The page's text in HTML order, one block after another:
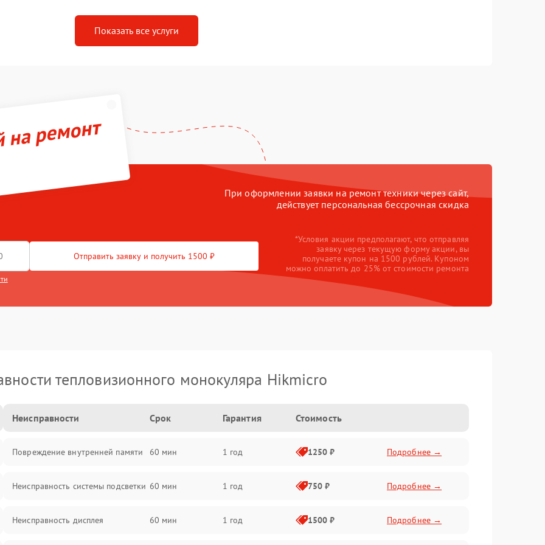
Показать все услуги
ремонт
При оформлении заявки на ремонт техники через сайт,
действует персональная бессрочная скидка
Отправить заявку и получить 1500 ₽
*Условия акции предполагают, что отправляя
заявку через текущую форму акции, вы
получаете купон на 1500 рублей. Купоном
можно оплатить до 25% от стоимости ремонта
тепловизионного монокуляра Hikmicro
Неисправности Срок Гарантия Стоимость
Повреждение внутренней памяти 60 мин 1 год 1250 ₽ Подробнее →
Неисправность системы подсветки 60 мин 1 год 750 ₽ Подробнее →
Неисправность дисплея 60 мин 1 год 1500 ₽ Подробнее →